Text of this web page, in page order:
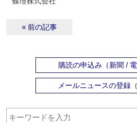
« 前の記事
購読の申込み（新聞 / 電
メールニュースの登録（